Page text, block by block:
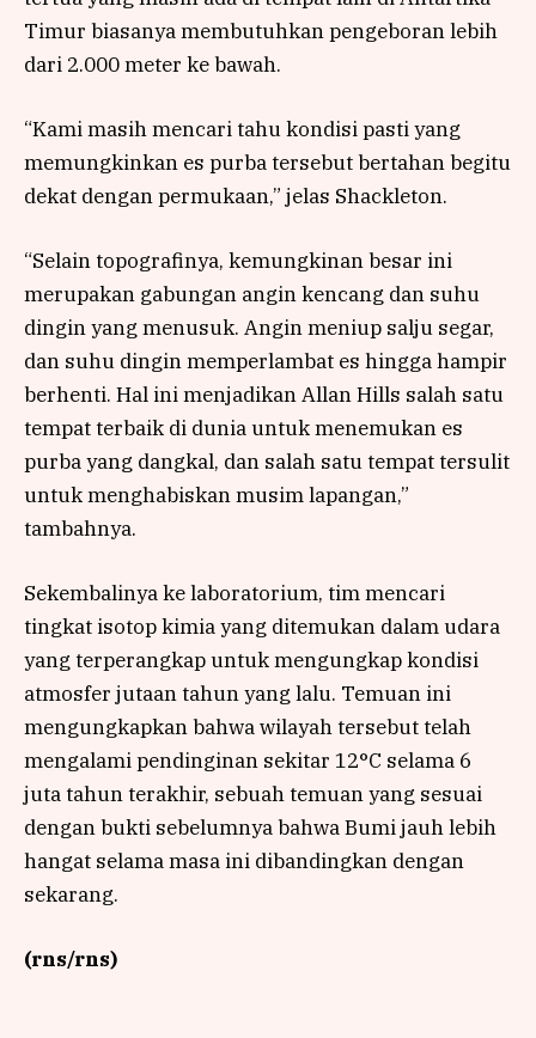
Timur biasanya membutuhkan pengeboran lebih
dari 2.000 meter ke bawah.
“Kami masih mencari tahu kondisi pasti yang
memungkinkan es purba tersebut bertahan begitu
dekat dengan permukaan,” jelas Shackleton.
“Selain topografinya, kemungkinan besar ini
merupakan gabungan angin kencang dan suhu
dingin yang menusuk. Angin meniup salju segar,
dan suhu dingin memperlambat es hingga hampir
berhenti. Hal ini menjadikan Allan Hills salah satu
tempat terbaik di dunia untuk menemukan es
purba yang dangkal, dan salah satu tempat tersulit
untuk menghabiskan musim lapangan,”
tambahnya.
Sekembalinya ke laboratorium, tim mencari
tingkat isotop kimia yang ditemukan dalam udara
yang terperangkap untuk mengungkap kondisi
atmosfer jutaan tahun yang lalu. Temuan ini
mengungkapkan bahwa wilayah tersebut telah
mengalami pendinginan sekitar 12°C selama 6
juta tahun terakhir, sebuah temuan yang sesuai
dengan bukti sebelumnya bahwa Bumi jauh lebih
hangat selama masa ini dibandingkan dengan
sekarang.
(rns/rns)